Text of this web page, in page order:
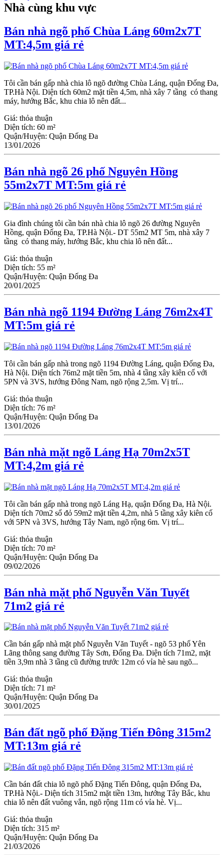
Nhà cùng khu vực
Bán nhà ngõ phố Chùa Láng 60m2x7T
MT:4,5m giá rẻ
Tôi cần bán gấp nhà chia lô ngõ đường Chùa Láng, quận Đống Đa,
TP.Hà Nội. Diện tích 60m2 mặt tiền 4,5m, nhà xây 7 tầng có thang
máy, hướng Bắc, khu chia lô nên đất...
Giá: thỏa thuận
Diện tích: 60 m²
Quận/Huyện: Quận Đống Đa
13/01/2026
Bán nhà ngõ 26 phố Nguyên Hồng
55m2x7T MT:5m giá rẻ
Gia đình chúng tôi cần bán nhà chia lô ngõ 26 đường Nguyên
Hồng, quận Đống Đa, TP.Hà Nội.- DT 55m2 MT 5m, nhà xây 7
tầng có thang máy, hướng Bắc, khu chia lô nên đất...
Giá: thỏa thuận
Diện tích: 55 m²
Quận/Huyện: Quận Đống Đa
20/01/2025
Bán nhà ngõ 1194 Đường Láng 76m2x4T
MT:5m giá rẻ
Tôi cần bán gấp nhà trong ngõ 1194 Đường Láng, quận Đống Đa,
Hà Nội. Diện tích 76m2 mặt tiền 5m, nhà 4 tầng xây kiên cố với
5PN và 3VS, hướng Đông Nam, ngõ rộng 2,5m. Vị trí...
Giá: thỏa thuận
Diện tích: 76 m²
Quận/Huyện: Quận Đống Đa
13/01/2026
Bán nhà mặt ngõ Láng Hạ 70m2x5T
MT:4,2m giá rẻ
Tôi cần bán gấp nhà trong ngõ Láng Hạ, quận Đống Đa, Hà Nội.
Diện tích 70m2 sổ đỏ 59m2 mặt tiền 4,2m, nhà 5 tầng xây kiên cố
với 5PN và 3VS, hướng Tây Nam, ngõ rộng 6m. Vị trí...
Giá: thỏa thuận
Diện tích: 70 m²
Quận/Huyện: Quận Đống Đa
09/02/2026
Bán nhà mặt phố Nguyễn Văn Tuyết
71m2 giá rẻ
Cần bán gấp nhà mặt phố Nguyễn Văn Tuyết - ngõ 53 phố Yên
Lãng thông sang đường Tây Sơn, Đống Đa. Diện tích 71m2, mặt
tiền 3,9m nhà 3 tầng cũ đường trước 12m có vỉa hè sau ngõ...
Giá: thỏa thuận
Diện tích: 71 m²
Quận/Huyện: Quận Đống Đa
30/01/2025
Bán đất ngõ phố Đặng Tiến Đông 315m2
MT:13m giá rẻ
Cần bán đất chia lô ngõ phố Đặng Tiến Đông, quận Đống Đa,
TP.Hà Nội.- Diện tích 315m2 mặt tiền 13m, hướng Tây Bắc, khu
chia lô nên đất vuông vắn, ngõ rộng 11m có vỉa hè. Vị...
Giá: thỏa thuận
Diện tích: 315 m²
Quận/Huyện: Quận Đống Đa
21/03/2026